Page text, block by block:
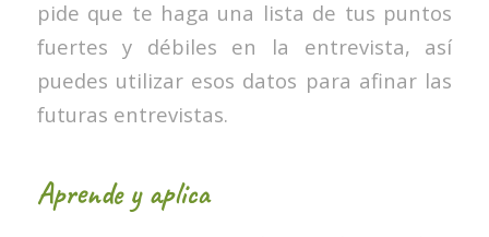
pide que te haga una lista de tus puntos
fuertes y débiles en la entrevista, así
puedes utilizar esos datos para afinar las
futuras entrevistas.
Aprende y aplica